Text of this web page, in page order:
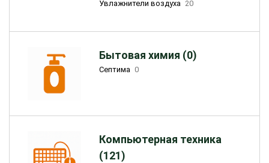
Увлажнители воздуха 20
Бытовая химия (0)
Септима 0
Компьютерная техника
(121)